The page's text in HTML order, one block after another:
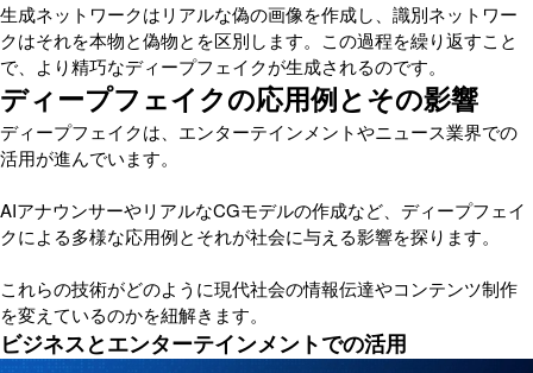
生成ネットワークはリアルな偽の画像を作成し、識別ネットワー
クはそれを本物と偽物とを区別します。この過程を繰り返すこと
で、より精巧なディープフェイクが生成されるのです。
ディープフェイクの応用例とその影響
ディープフェイクは、エンターテインメントやニュース業界での
活用が進んでいます。
AIアナウンサーやリアルなCGモデルの作成など、ディープフェイ
クによる多様な応用例とそれが社会に与える影響を探ります。
これらの技術がどのように現代社会の情報伝達やコンテンツ制作
を変えているのかを紐解きます。
ビジネスとエンターテインメントでの活用